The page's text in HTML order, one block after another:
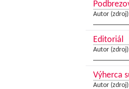
Autor
Editoriál
Autor
Výherca
Autor